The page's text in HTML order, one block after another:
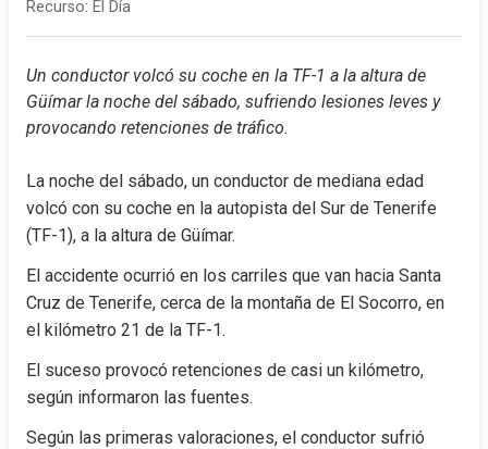
Recurso: El Día
Un conductor volcó su coche en la TF-1 a la altura de
Güímar la noche del sábado, sufriendo lesiones leves y
provocando retenciones de tráfico.
La noche del sábado, un conductor de mediana edad
volcó con su coche en la autopista del Sur de Tenerife
(TF-1), a la altura de Güímar.
El accidente ocurrió en los carriles que van hacia Santa
Cruz de Tenerife, cerca de la montaña de El Socorro, en
el kilómetro 21 de la TF-1.
El suceso provocó retenciones de casi un kilómetro,
según informaron las fuentes.
Según las primeras valoraciones, el conductor sufrió